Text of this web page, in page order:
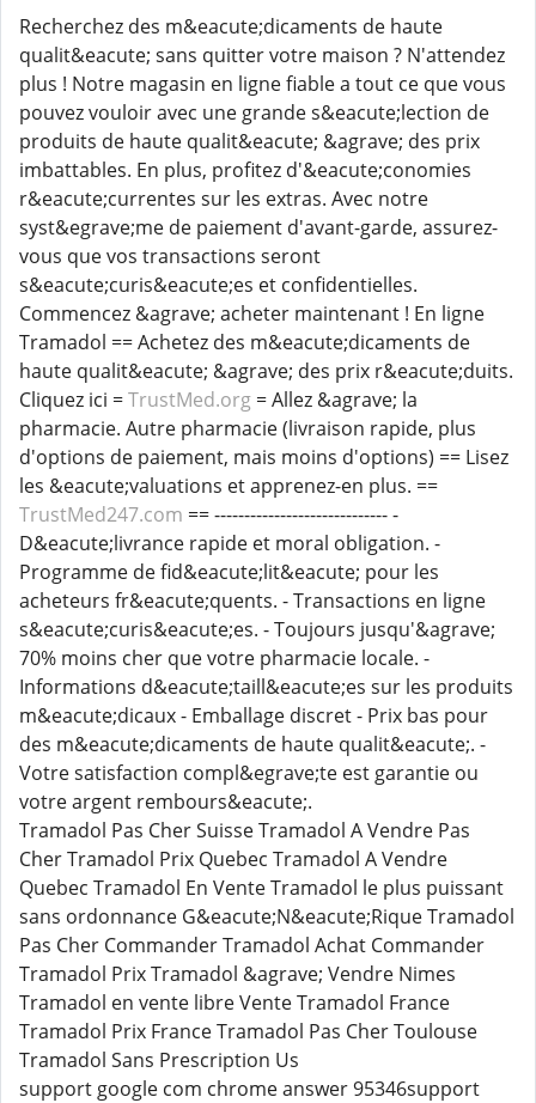
Recherchez des m&eacute;dicaments de haute
qualit&eacute; sans quitter votre maison ? N'attendez
plus ! Notre magasin en ligne fiable a tout ce que vous
pouvez vouloir avec une grande s&eacute;lection de
produits de haute qualit&eacute; &agrave; des prix
imbattables. En plus, profitez d'&eacute;conomies
r&eacute;currentes sur les extras. Avec notre
syst&egrave;me de paiement d'avant-garde, assurez-
vous que vos transactions seront
s&eacute;curis&eacute;es et confidentielles.
Commencez &agrave; acheter maintenant ! En ligne
Tramadol == Achetez des m&eacute;dicaments de
haute qualit&eacute; &agrave; des prix r&eacute;duits.
Cliquez ici =TrustMed.org = Allez &agrave; la
pharmacie. Autre pharmacie (livraison rapide, plus
d'options de paiement, mais moins d'options) == Lisez
les &eacute;valuations et apprenez-en plus. ==
TrustMed247.com == ----------------------------- -
D&eacute;livrance rapide et moral obligation. -
Programme de fid&eacute;lit&eacute; pour les
acheteurs fr&eacute;quents. - Transactions en ligne
s&eacute;curis&eacute;es. - Toujours jusqu'&agrave;
70% moins cher que votre pharmacie locale. -
Informations d&eacute;taill&eacute;es sur les produits
m&eacute;dicaux - Emballage discret - Prix bas pour
des m&eacute;dicaments de haute qualit&eacute;. -
Votre satisfaction compl&egrave;te est garantie ou
votre argent rembours&eacute;.
Tramadol Pas Cher Suisse Tramadol A Vendre Pas
Cher Tramadol Prix Quebec Tramadol A Vendre
Quebec Tramadol En Vente Tramadol le plus puissant
sans ordonnance G&eacute;N&eacute;Rique Tramadol
Pas Cher Commander Tramadol Achat Commander
Tramadol Prix Tramadol &agrave; Vendre Nimes
Tramadol en vente libre Vente Tramadol France
Tramadol Prix France Tramadol Pas Cher Toulouse
Tramadol Sans Prescription Us
support google com chrome answer 95346support